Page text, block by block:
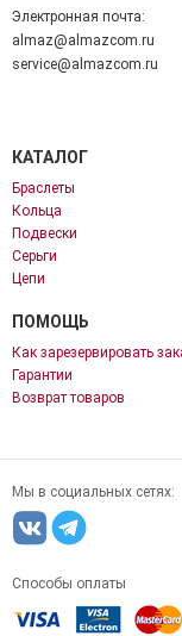
Электронная почта:
almaz@almazcom.ru
service@almazcom.ru
КАТАЛОГ
Браслеты
Кольца
Подвески
Серьги
Цепи
ПОМОЩЬ
Как зарезервировать
Гарантии
Возврат товаров
Мы в социальных сетях:
Способы оплаты